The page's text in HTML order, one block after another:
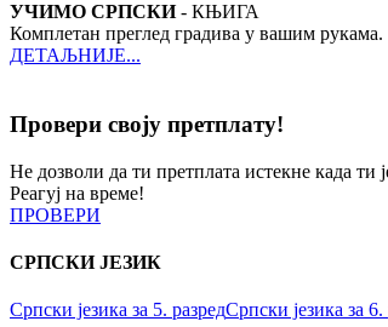
УЧИМО СРПСКИ- КЊИГА
Комплетан преглед градива у вашим рукама.
ДЕТАЉНИЈЕ...
Провери своју претплату!
Не дозволи да ти претплата истекне када ти
Реагуј на време!
ПРОВЕРИ
СРПСКИ ЈЕЗИК
Српски језика за 5. разредСрпски језика за 6.